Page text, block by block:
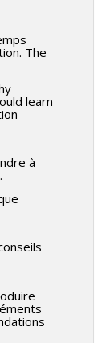
The
learn
à